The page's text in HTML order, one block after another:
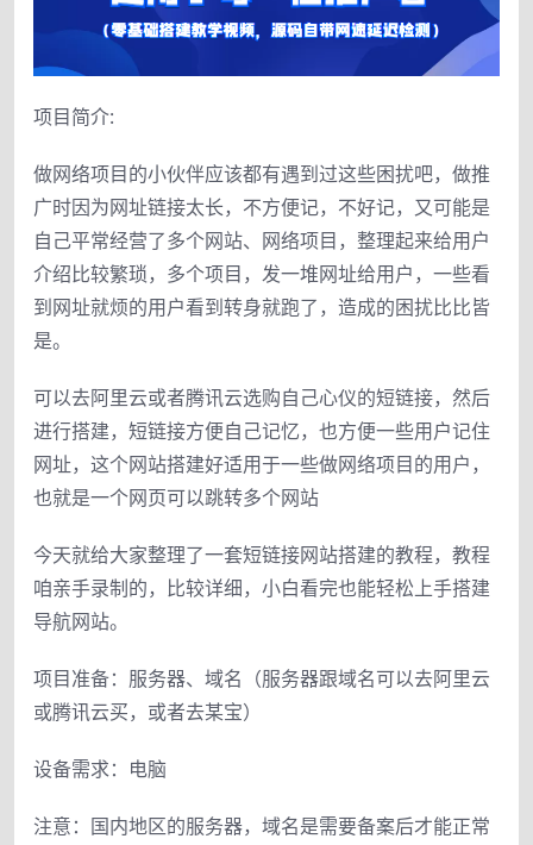
项目简介:
做网络项目的小伙伴应该都有遇到过这些困扰吧，做推
广时因为网址链接太长，不方便记，不好记，又可能是
自己平常经营了多个网站、网络项目，整理起来给用户
介绍比较繁琐，多个项目，发一堆网址给用户，一些看
到网址就烦的用户看到转身就跑了，造成的困扰比比皆
是。
可以去阿里云或者腾讯云选购自己心仪的短链接，然后
进行搭建，短链接方便自己记忆，也方便一些用户记住
网址，这个网站搭建好适用于一些做网络项目的用户，
也就是一个网页可以跳转多个网站
今天就给大家整理了一套短链接网站搭建的教程，教程
咱亲手录制的，比较详细，小白看完也能轻松上手搭建
导航网站。
项目准备：服务器、域名（服务器跟域名可以去阿里云
或腾讯云买，或者去某宝）
设备需求：电脑
注意：国内地区的服务器，域名是需要备案后才能正常